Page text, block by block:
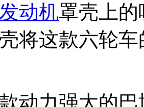
发动机罩壳上
将这款六轮
力强大的巴